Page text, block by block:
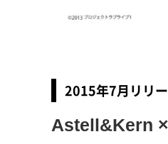
2015年7月リリ
Astell&Kern